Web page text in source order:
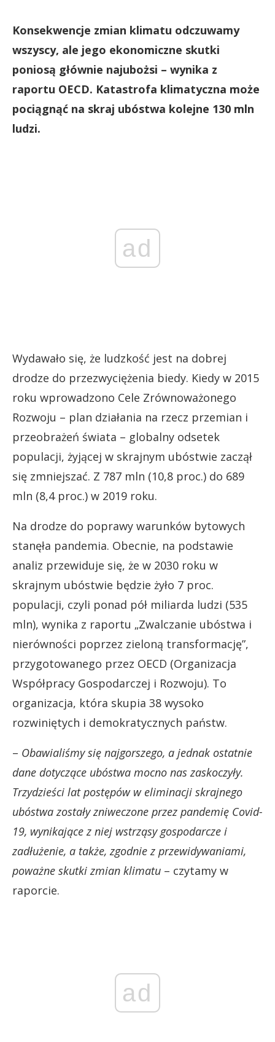
Konsekwencje zmian klimatu odczuwamy
wszyscy, ale jego ekonomiczne skutki
poniosą głównie najubożsi – wynika z
raportu OECD. Katastrofa klimatyczna może
pociągnąć na skraj ubóstwa kolejne 130 mln
ludzi.
ad
Wydawało się, że ludzkość jest na dobrej
drodze do przezwyciężenia biedy. Kiedy w 2015
roku wprowadzono Cele Zrównoważonego
Rozwoju – plan działania na rzecz przemian i
przeobrażeń świata – globalny odsetek
populacji, żyjącej w skrajnym ubóstwie zaczął
się zmniejszać. Z 787 mln (10,8 proc.) do 689
mln (8,4 proc.) w 2019 roku.
Na drodze do poprawy warunków bytowych
stanęła pandemia. Obecnie, na podstawie
analiz przewiduje się, że w 2030 roku w
skrajnym ubóstwie będzie żyło 7 proc.
populacji, czyli ponad pół miliarda ludzi (535
mln), wynika z raportu „Zwalczanie ubóstwa i
nierówności poprzez zieloną transformację”,
przygotowanego przez OECD (Organizacja
Współpracy Gospodarczej i Rozwoju). To
organizacja, która skupia 38 wysoko
rozwiniętych i demokratycznych państw.
– Obawialiśmy się najgorszego, a jednak ostatnie
dane dotyczące ubóstwa mocno nas zaskoczyły.
Trzydzieści lat postępów w eliminacji skrajnego
ubóstwa zostały zniweczone przez pandemię Covid-
19, wynikające z niej wstrząsy gospodarcze i
zadłużenie, a także, zgodnie z przewidywaniami,
poważne skutki zmian klimatu – czytamy w
raporcie.
ad